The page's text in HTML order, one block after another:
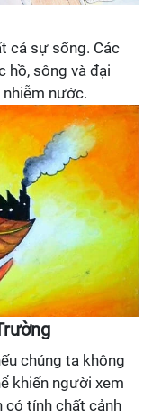
cả sự sống. Các
hồ, sông và đại
nước.
chúng ta không
khiến người xem
có tính chất cảnh